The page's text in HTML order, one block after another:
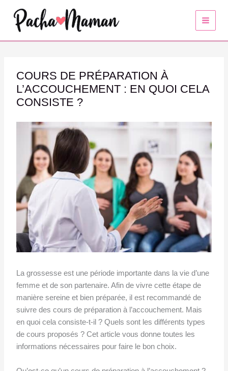
contenu
COURS DE PRÉPARATION À
L’ACCOUCHEMENT : EN QUOI CELA
CONSISTE ?
La grossesse est une période importante dans la vie d’une
femme et de son partenaire. Afin de vivre cette étape de
manière sereine et bien préparée, il est recommandé de
suivre des cours de préparation à l’accouchement. Mais
en quoi cela consiste-t-il ? Quels sont les différents types
de cours proposés ? Cet article vous donne toutes les
informations nécessaires pour faire le bon choix.